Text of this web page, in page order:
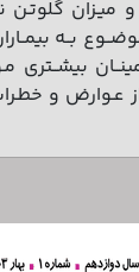
میـزان گلوتـن
بــه
عـوارض و